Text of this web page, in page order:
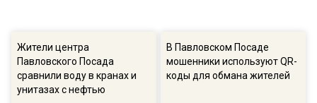
Жители центра
Павловского Посада
сравнили воду в кранах и
унитазах с нефтью
В Павловском Посаде
мошенники используют QR-
коды для обмана жителей